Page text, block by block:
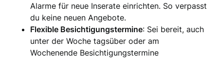
Alarme für neue Inserate einrichten. So verpasst
du keine neuen Angebote.
Flexible Besichtigungstermine: Sei bereit, auch
unter der Woche tagsüber oder am
Wochenende Besichtigungstermine